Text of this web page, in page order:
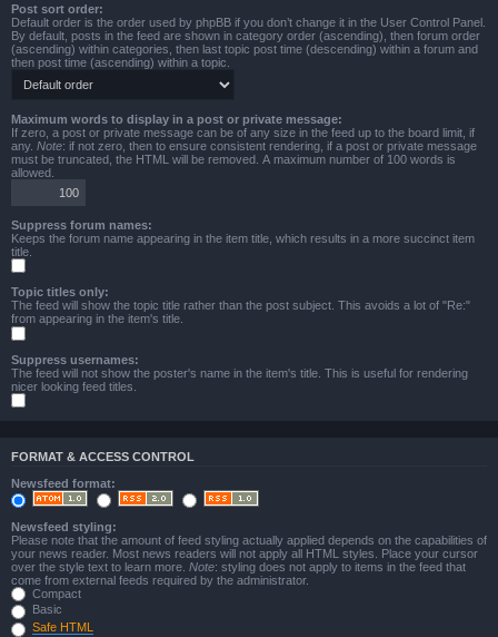
Post sort order:
Default order is the order used by phpBB if you don’t change it in the User Control Panel.
By default, posts in the feed are shown in category order (ascending), then forum order
(ascending) within categories, then last topic post time (descending) within a forum and
then post time (ascending) within a topic.
Maximum words to display in a post or private message:
If zero, a post or private message can be of any size in the feed up to the board limit, if
any. Note: if not zero, then to ensure consistent rendering, if a post or private message
must be truncated, the HTML will be removed. A maximum number of 100 words is
allowed.
Suppress forum names:
Keeps the forum name appearing in the item title, which results in a more succinct item
title.
Topic titles only:
The feed will show the topic title rather than the post subject. This avoids a lot of "Re:"
from appearing in the item's title.
Suppress usernames:
The feed will not show the poster's name in the item's title. This is useful for rendering
nicer looking feed titles.
FORMAT & ACCESS CONTROL
Newsfeed format:
Newsfeed styling:
Please note that the amount of feed styling actually applied depends on the capabilities of
your news reader. Most news readers will not apply all HTML styles. Place your cursor
over the style text to learn more. Note: styling does not apply to items in the feed that
come from external feeds required by the administrator.
Compact
Basic
Safe HTML